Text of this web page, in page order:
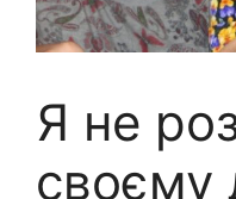
Я не
своєму